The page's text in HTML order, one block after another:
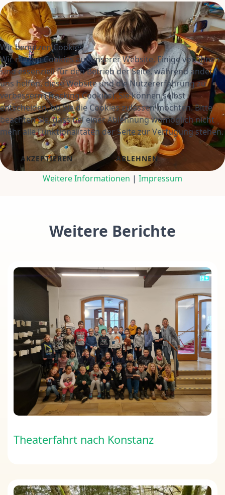
Weitere Berichte
Theaterfahrt nach Konstanz
Wir benutzen Cookies
Wir nutzen Cookies auf unserer Website. Einige von ihnen
sind essenziell für den Betrieb der Seite, während andere
uns helfen, diese Website und die Nutzererfahrung zu
verbessern (Tracking Cookies). Sie können selbst
entscheiden, ob Sie die Cookies zulassen möchten. Bitte
beachten Sie, dass bei einer Ablehnung womöglich nicht
mehr alle Funktionalitäten der Seite zur Verfügung stehen.
AKZEPTIEREN ABLEHNEN
Weitere Informationen | Impressum